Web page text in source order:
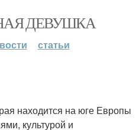
ДЕВУШКА
статьи
находится на юге Европы
культурой и